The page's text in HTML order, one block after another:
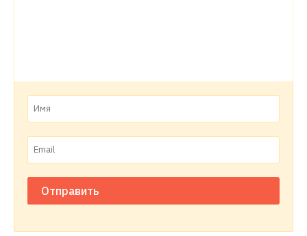
Отправить